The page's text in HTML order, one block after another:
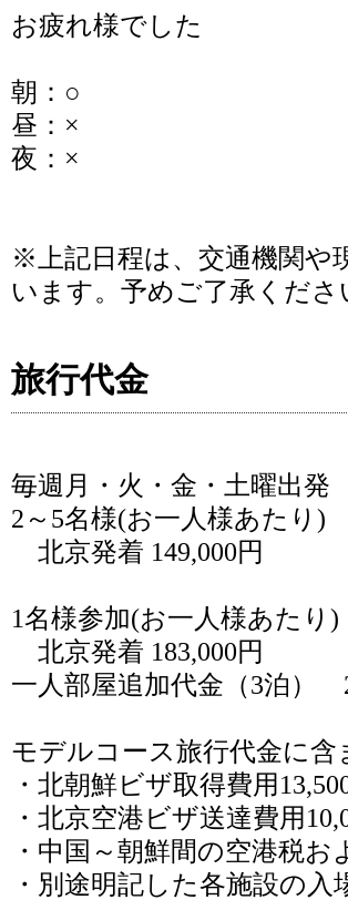
お疲れ様でした
朝：○
昼：×
夜：×
※上記日程は、交通機関や
います。予めご了承くださ
旅行代金
毎週月・火・金・土曜出発
2～5名様(お一人様あたり)
北京発着 149,000円
1名様参加(お一人様あたり)
北京発着 183,000円
一人部屋追加代金（3泊）
モデルコース旅行代金に
・北朝鮮ビザ取得費用
・北京空港ビザ送達費用
・中国～朝鮮間の空港税
・別途明記した各施設の